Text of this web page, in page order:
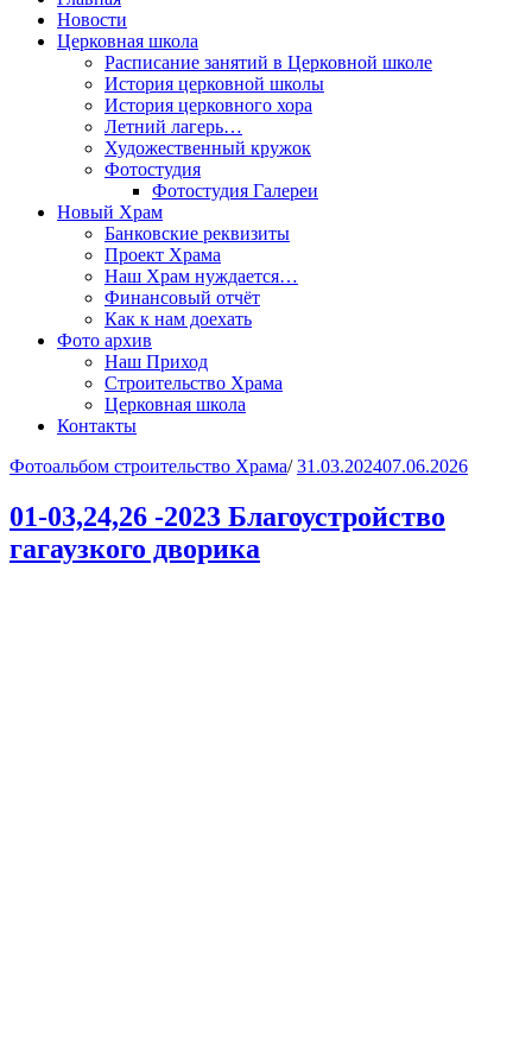
Новости
Церковная школа
Расписание занятий в Церковной школе
История церковной школы
История церковного хора
Летний лагерь…
Художественный кружок
Фотостудия
Фотостудия Галереи
Новый Храм
Банковские реквизиты
Проект Храма
Наш Храм нуждается…
Финансовый отчёт
Как к нам доехать
Фото архив
Наш Приход
Строительство Храма
Церковная школа
Контакты
Фотоальбом строительство Храма/ 31.03.202407.06.2026
01-03,24,26 -2023 Благоустройство
гагаузкого дворика